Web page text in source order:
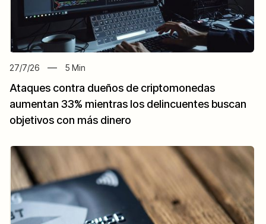
27/7/26 5 Min
Ataques contra dueños de criptomonedas
aumentan 33% mientras los delincuentes buscan
objetivos con más dinero